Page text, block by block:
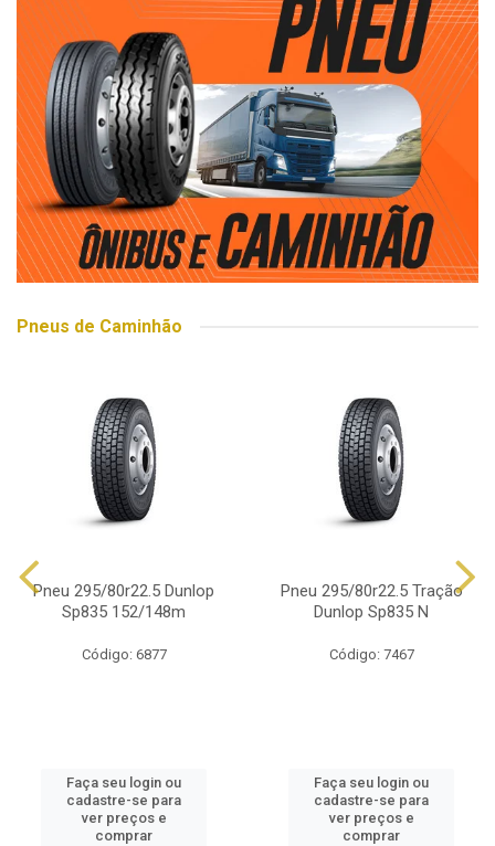
Pneus de Caminhão
Pneu 295/80r22.5 Dunlop
Sp835 152/148m
Código: 6877
Faça seu login ou
cadastre-se para
ver preços e
comprar
Pneu 295/80r22.5 Tração
Dunlop Sp835 N
Código: 7467
Faça seu login ou
cadastre-se para
ver preços e
comprar